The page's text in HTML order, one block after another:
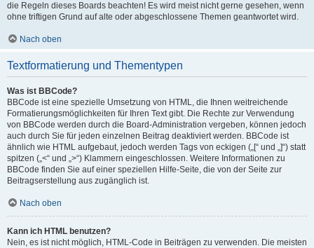
die Regeln dieses Boards beachten! Es wird meist nicht gerne gesehen, wenn
ohne triftigen Grund auf alte oder abgeschlossene Themen geantwortet wird.
Nach oben
Textformatierung und Thementypen
Was ist BBCode?
BBCode ist eine spezielle Umsetzung von HTML, die Ihnen weitreichende
Formatierungsmöglichkeiten für Ihren Text gibt. Die Rechte zur Verwendung
von BBCode werden durch die Board-Administration vergeben, können jedoch
auch durch Sie für jeden einzelnen Beitrag deaktiviert werden. BBCode ist
ähnlich wie HTML aufgebaut, jedoch werden Tags von eckigen („[“ und „]“) statt
spitzen („<“ und „>“) Klammern eingeschlossen. Weitere Informationen zu
BBCode finden Sie auf einer speziellen Hilfe-Seite, die von der Seite zur
Beitragserstellung aus zugänglich ist.
Nach oben
Kann ich HTML benutzen?
Nein, es ist nicht möglich, HTML-Code in Beiträgen zu verwenden. Die meisten